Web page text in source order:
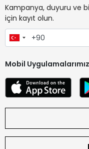
Kampanya, duyuru ve
için kayıt olun.
Mobil Uygulamalarımız